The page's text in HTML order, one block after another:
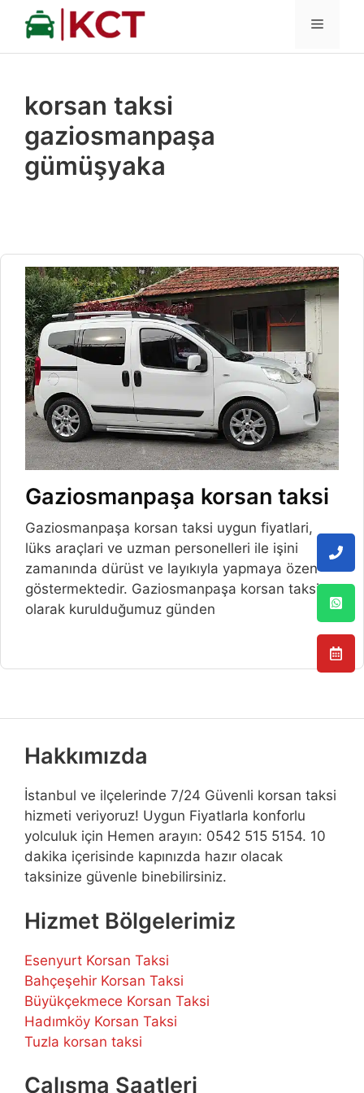
İçeriğe
MENÜ
korsan taksi
gaziosmanpaşa
gümüşyaka
Gaziosmanpaşa korsan taksi
Gaziosmanpaşa korsan taksi uygun fiyatlari,
lüks araçlari ve uzman personelleri ile işini
zamanında dürüst ve layıkıyla yapmaya özen
göstermektedir. Gaziosmanpaşa korsan taksi
olarak kurulduğumuz günden
Hakkımızda
İstanbul ve ilçelerinde 7/24 Güvenli korsan taksi
hizmeti veriyoruz! Uygun Fiyatlarla konforlu
yolculuk için Hemen arayın: 0542 515 5154. 10
dakika içerisinde kapınızda hazır olacak
taksinize güvenle binebilirsiniz.
Hizmet Bölgelerimiz
Esenyurt Korsan Taksi
Bahçeşehir Korsan Taksi
Büyükçekmece Korsan Taksi
Hadımköy Korsan Taksi
Tuzla korsan taksi
Çalışma Saatleri